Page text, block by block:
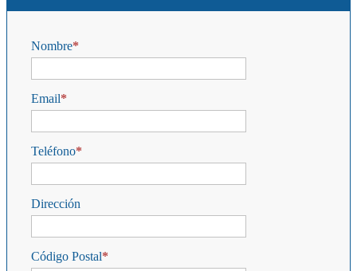
Nombre
Email
Teléfono
Dirección
Código Postal